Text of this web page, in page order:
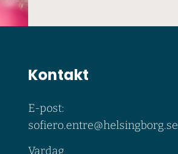
Kontakt
E-post:
sofiero.entre@helsingborg.se
Vardag